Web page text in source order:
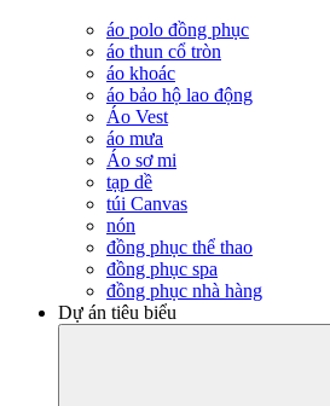
áo polo đồng phục
áo thun cổ tròn
áo khoác
áo bảo hộ lao động
Áo Vest
áo mưa
Áo sơ mi
tạp dề
túi Canvas
nón
đồng phục thể thao
đồng phục spa
đồng phục nhà hàng
Dự án tiêu biểu